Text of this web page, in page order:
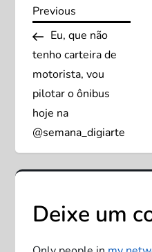
N
a
v
e
g
a
ç
ã
Previous
Post
Previous
Eu, que não
tenho carteira de
motorista, vou
pilotar o ônibus
hoje na
@semana_digiarte
Deixe um